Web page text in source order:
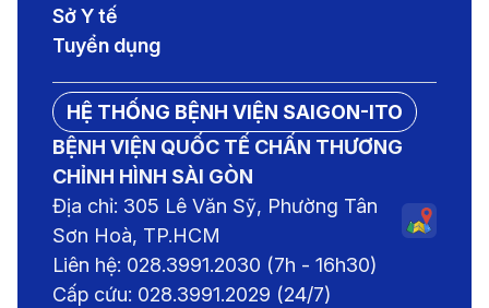
Sở Y tế
Tuyển dụng
HỆ THỐNG BỆNH VIỆN SAIGON-ITO
BỆNH VIỆN QUỐC TẾ CHẤN THƯƠNG
CHỈNH HÌNH SÀI GÒN
Địa chỉ: 305 Lê Văn Sỹ, Phường Tân
Sơn Hoà, TP.HCM
Liên hệ: 028.3991.2030 (7h - 16h30)
Cấp cứu: 028.3991.2029 (24/7)